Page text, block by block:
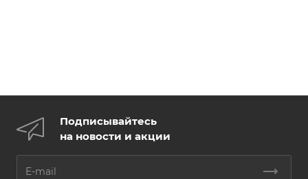
Подписывайтесь
на новости и акции